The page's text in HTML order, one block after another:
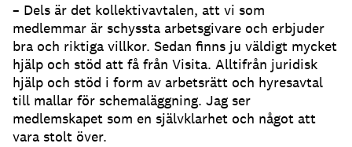
– Dels är det kollektivavtalen, att vi som
medlemmar är schyssta arbetsgivare och erbjuder
bra och riktiga villkor. Sedan finns ju väldigt mycket
hjälp och stöd att få från Visita. Alltifrån juridisk
hjälp och stöd i form av arbetsrätt och hyresavtal
till mallar för schemaläggning. Jag ser
medlemskapet som en självklarhet och något att
vara stolt över.